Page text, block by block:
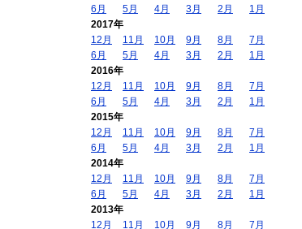
6月
5月 4月 3月 2月
1月
2017年
12月
11月 10月 9月 8月
7月
6月
5月 4月 3月 2月
1月
2016年
12月
11月 10月 9月 8月
7月
6月
5月 4月 3月 2月
1月
2015年
12月
11月 10月 9月 8月
7月
6月
5月 4月 3月 2月
1月
2014年
12月
11月 10月 9月 8月
7月
6月
5月 4月 3月 2月
1月
2013年
12月
11月 10月 9月 8月 7月